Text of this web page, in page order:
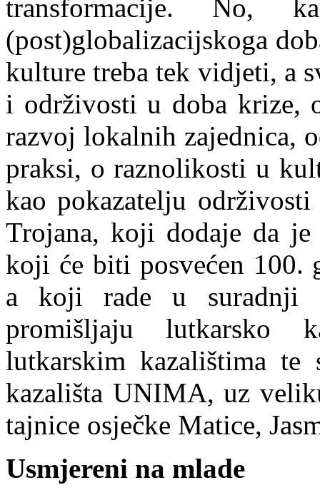
transformacije. No,
(post)globalizacijskoga
kulture treba tek vidjeti, a
i održivosti u doba krize,
razvoj lokalnih zajednica,
praksi, o raznolikosti u
kao pokazatelju
Trojana, koji dodaje da
koji će biti posvećen 100.
a koji rade u suradnji
promišljaju lutkarsko
lutkarskim kazalištima te
kazališta UNIMA, uz
tajnice osječke Matice,
Usmjereni na mlade